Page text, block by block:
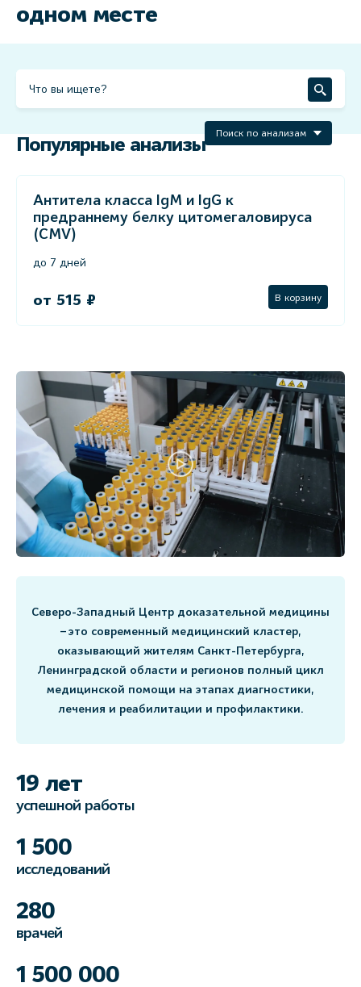
одном месте
Поиск по анализам
Популярные анализы
Антитела класса IgM и IgG к
предраннему белку цитомегаловируса
(CMV)
до 7 дней
от 515 ₽ В корзину
Северо-Западный Центр доказательной медицины
– это современный медицинский кластер,
оказывающий жителям Санкт-Петербурга,
Ленинградской области и регионов полный цикл
медицинской помощи на этапах диагностики,
лечения и реабилитации и профилактики.
19 лет
успешной работы
1 500
исследований
280
врачей
1 500 000